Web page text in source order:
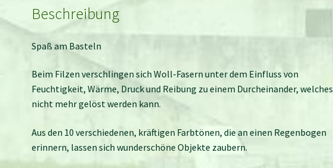
Beschreibung
Spaß am Basteln
Beim Filzen verschlingen sich Woll-Fasern unter dem Einfluss von
Feuchtigkeit, Wärme, Druck und Reibung zu einem Durcheinander, welches
nicht mehr gelöst werden kann.
Aus den 10 verschiedenen, kräftigen Farbtönen, die an einen Regenbogen
erinnern, lassen sich wunderschöne Objekte zaubern.